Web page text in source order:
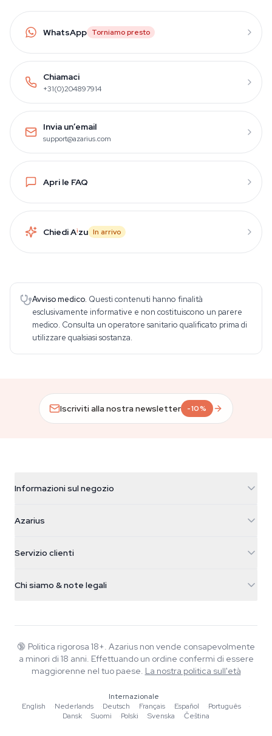
WhatsApp Torniamo presto
Chiamaci
+31(0)204897914
Invia un’email
support@azarius.com
Apri le FAQ
Chiedi Aizu In arrivo
Avviso medico. Questi contenuti hanno finalità
esclusivamente informative e non costituiscono un parere
medico. Consulta un operatore sanitario qualificato prima di
utilizzare qualsiasi sostanza.
Iscriviti alla nostra newsletter -10%
Informazioni sul negozio
Galvaniweg 11
Nederland
+31(0)204897914
Azarius
Smokeshop
Servizio clienti
FAQ
Informativa sulla privacy
Chi siamo & note legali
Wiki
Blog
Scrittori
Strumenti e Calcolatori
🔞 Politica rigorosa 18+. Azarius non vende consapevolmente
a minori di 18 anni. Effettuando un ordine confermi di essere
maggiorenne nel tuo paese. La nostra politica sull'età
Internazionale
English
·Nederlands ·Deutsch ·Français ·Español ·Português
·
Dansk
·Suomi ·Polski ·Svenska ·Čeština